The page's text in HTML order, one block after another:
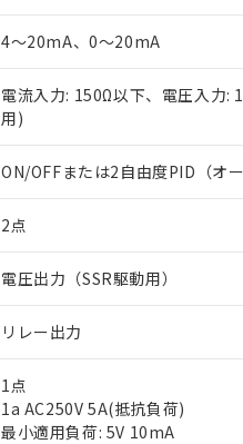
4～20mA、0～20mA
電流入力: 150Ω以下、電圧入力
用)
ON/OFFまたは2自由度PID（オ
2点
電圧出力（SSR駆動用）
リレー出力
1点
1a AC250V 5A(抵抗負荷)
最小適用負荷: 5V 10mA